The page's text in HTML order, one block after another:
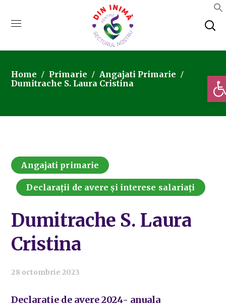
Home Primarie
Angajati Primarie
Dumitrache S. Laura Cristina
Angajati primarie
Declarații de avere și interese salariați
Dumitrache S. Laura
Cristina
28 octombrie 2023
Declaratie de avere 2024- anuala